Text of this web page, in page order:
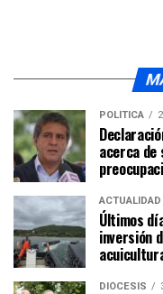
POLÍTICA
acerca de
ACTUALIDAD
Últimos
inversión
DIÓCESIS